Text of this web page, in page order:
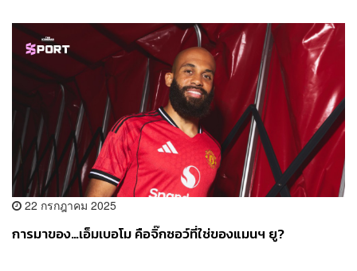
22 กรกฎาคม 2025
การมาของ…เอ็มเบอโม คือจิ๊กซอว์ที่ใช่ของแมนฯ ยู?